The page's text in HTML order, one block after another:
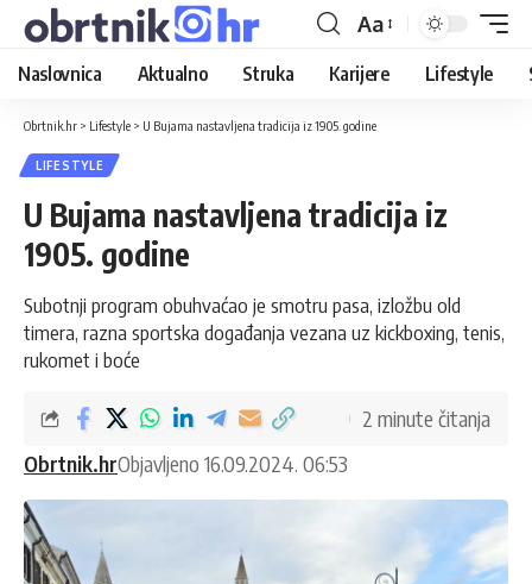
Aa
Naslovnica Aktualno Struka Karijere Lifestyle
Obrtnik.hr > Lifestyle > U Bujama nastavljena tradicija iz 1905. godine
LIFESTYLE
U Bujama nastavljena tradicija iz
1905. godine
Subotnji program obuhvaćao je smotru pasa, izložbu old
timera, razna sportska događanja vezana uz kickboxing, tenis,
rukomet i boće
Obrtnik.hrObjavljeno 16.09.2024. 06:53
2 minute čitanja